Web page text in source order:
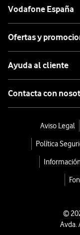
Vodafone España
Ofertas y
Ayuda al cliente
Contacta con
Aviso Legal
Política
©
Avda.